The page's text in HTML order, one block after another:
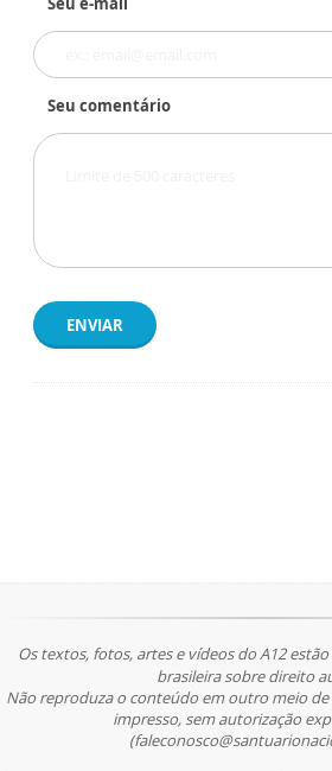
Seu comentário
ENVIAR
Os textos, fotos, artes e vídeos do A12
brasileira sobre direito
Não reproduza o conteúdo em outro meio
impresso, sem autorização